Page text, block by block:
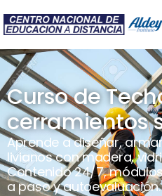
Curso de
cerramientos
Aprende a diseñar,
livianos con madera,
Contenido 24/7,
a paso y